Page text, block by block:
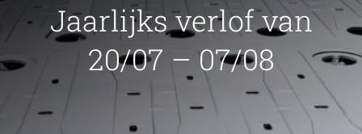
Lasconstructie
Poederlakken
Jaarlijks verlof van
20/07 – 07/08